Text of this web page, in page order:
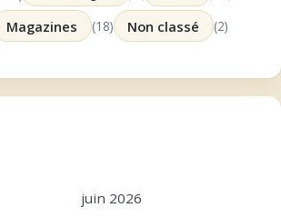
Magazines (18) Non classé (2)
juin 2026